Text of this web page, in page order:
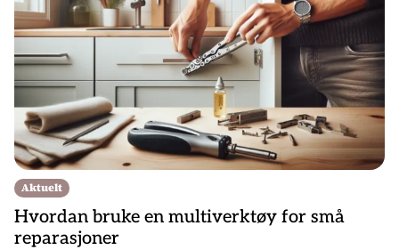
Aktuelt
Hvordan bruke en multiverktøy for små
reparasjoner